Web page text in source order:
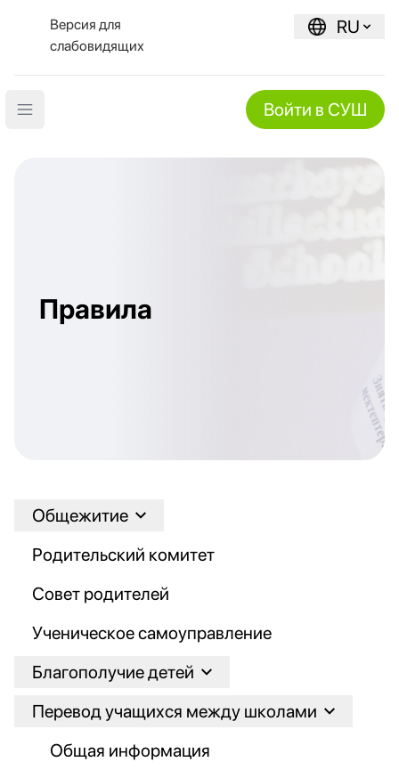
Версия для
слабовидящих
RU
Open main menu Войти в СУШ
Правила
Общежитие
Родительский комитет
Совет родителей
Ученическое самоуправление
Благополучие детей
Перевод учащихся между школами
Общая информация